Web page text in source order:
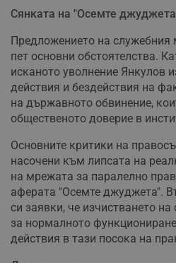
Сянката на "Осемте
Предложението на служебния
пет основни обстоятелства.
исканото уволнение Янкулов
действия и бездействия на
на държавното обвинение,
общественото доверие в
Основните критики на
насочени към липсата на
на мрежата за паралелно
аферата "Осемте джуджета".
си заявки, че изчистването
за нормалното
действия в тази посока на